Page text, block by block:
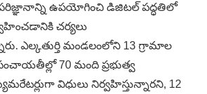
ఉపయోగించి డిజిటల్‌ పద్ధతిలో
చర్యలు
ఎల్కతుర్తి మండలంలోని 13 గ్రామాల
70 మంది ప్రభుత్వ
విధులు నిర్వహిస్తున్నారని, 12